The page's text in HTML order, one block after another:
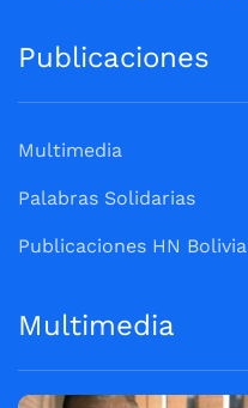
Publicaciones
Multimedia
Palabras Solidarias
Publicaciones HN Bolivia
Multimedia